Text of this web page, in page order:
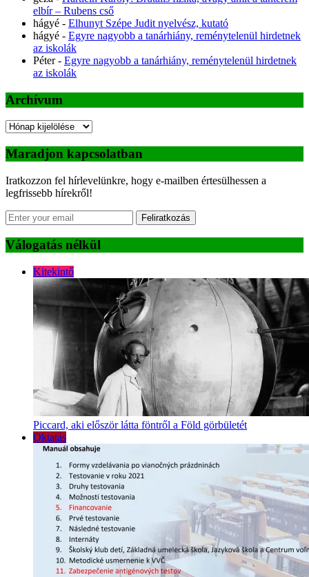
elbír – Rubens cső
hágyé - Elhunyt Szépe Judit nyelvész, kutató
hágyé - Egyre nagyobb a tanárhiány, reménytelenül hirdetnek
az iskolák
Péter- Egyre nagyobb a tanárhiány, reménytelenül hirdetnek
az iskolák
Archívum
Archívum
Maradjon kapcsolatban
Iratkozzon fel hírlevelünkre, hogy e-mailben értesülhessen a
legfrissebb hírekről!
Feliratkozás
Válogatás nélkül
Kitekintő
Piccard, aki először látta föntről a Föld görbületét
Oktatás